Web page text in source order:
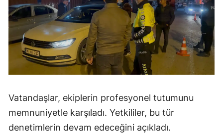
Vatandaşlar, ekiplerin profesyonel tutumunu
memnuniyetle karşıladı. Yetkililer, bu tür
denetimlerin devam edeceğini açıkladı.